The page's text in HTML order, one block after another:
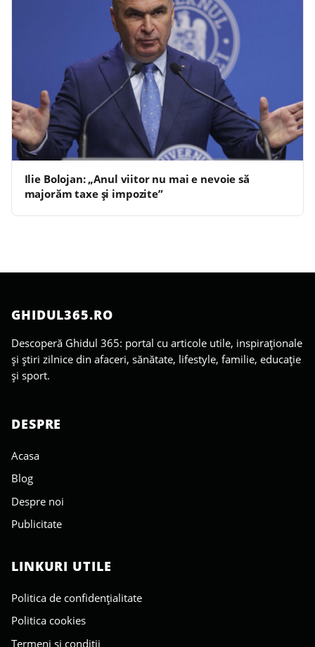
Ilie Bolojan: „Anul viitor nu mai e nevoie să
majorăm taxe şi impozite”
GHIDUL365.RO
Descoperă Ghidul 365: portal cu articole utile, inspiraționale
și știri zilnice din afaceri, sănătate, lifestyle, familie, educație
și sport.
DESPRE
Acasa
Blog
Despre noi
Publicitate
LINKURI UTILE
Politica de confidențialitate
Politica cookies
Termeni și condiții